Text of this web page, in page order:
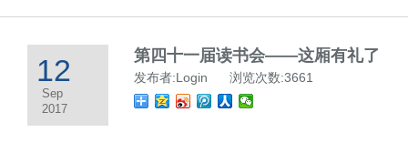
12
Sep
2017
第四十一届读书会——这厢有礼了
发布者:Login 浏览次数:3661